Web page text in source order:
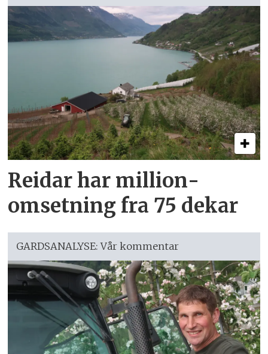
Reidar har million­
omsetning fra 75 dekar
GARDSANALYSE: Vår kommentar